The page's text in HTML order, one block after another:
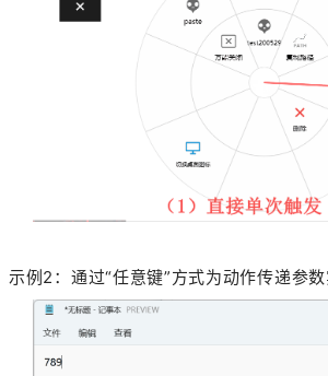
示例2：通过“任意键”方式为动作传递参数